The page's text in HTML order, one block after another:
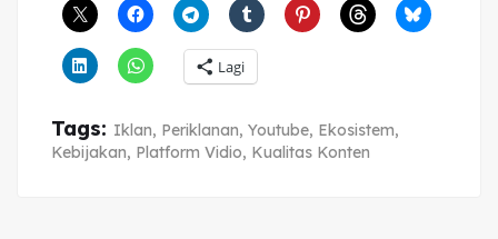
Lagi
Tags: Iklan, Periklanan, Youtube, Ekosistem,
Kebijakan, Platform Vidio, Kualitas Konten